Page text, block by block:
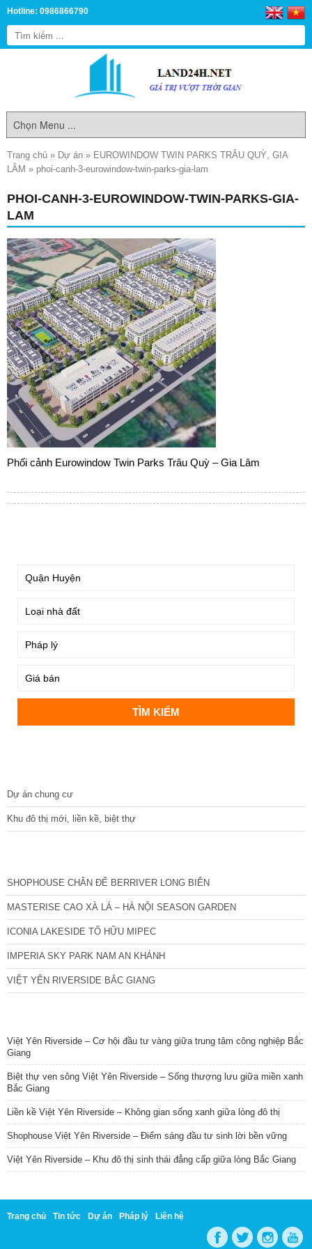
Hotline: 0986866790
Trang chủ » Dự án » EUROWINDOW TWIN PARKS TRÂU QUỲ, GIA
LÂM » phoi-canh-3-eurowindow-twin-parks-gia-lam
PHOI-CANH-3-EUROWINDOW-TWIN-PARKS-GIA-
LAM
Phối cảnh Eurowindow Twin Parks Trâu Quỳ – Gia Lâm
Dự án chung cư
Khu đô thị mới, liền kề, biệt thự
SHOPHOUSE CHÂN ĐẾ BERRIVER LONG BIÊN
MASTERISE CAO XÀ LÁ – HÀ NỘI SEASON GARDEN
ICONIA LAKESIDE TỐ HỮU MIPEC
IMPERIA SKY PARK NAM AN KHÁNH
VIỆT YÊN RIVERSIDE BẮC GIANG
Việt Yên Riverside – Cơ hội đầu tư vàng giữa trung tâm công nghiệp Bắc
Giang
Biệt thự ven sông Việt Yên Riverside – Sống thượng lưu giữa miền xanh
Bắc Giang
Liền kề Việt Yên Riverside – Không gian sống xanh giữa lòng đô thị
Shophouse Việt Yên Riverside – Điểm sáng đầu tư sinh lời bền vững
Việt Yên Riverside – Khu đô thị sinh thái đẳng cấp giữa lòng Bắc Giang
Trang chủ Tin tức Dự án Pháp lý Liên hệ